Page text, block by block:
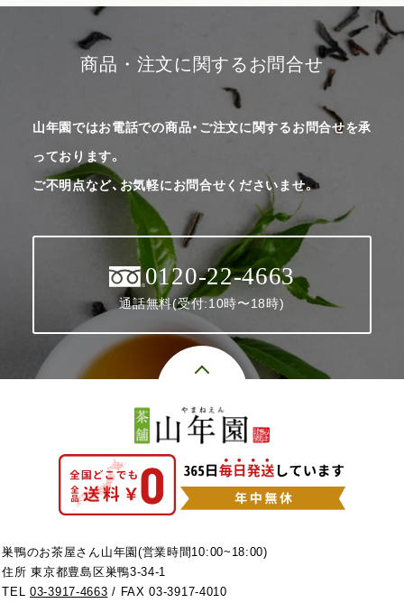
商品・注文に関するお問合せ
山年園ではお電話での商品・ご注文に関するお問合せを承
っております。
ご不明点など、お気軽にお問合せくださいませ。
0120-22-4663
通話無料(受付:10時〜18時)
巣鴨のお茶屋さん山年園(営業時間10:00~18:00)
住所 東京都豊島区巣鴨3-34-1
TEL03-3917-4663 / FAX 03-3917-4010